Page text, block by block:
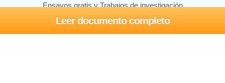
Leer documento completo
Ensayos gratis y Trabajos de investigación